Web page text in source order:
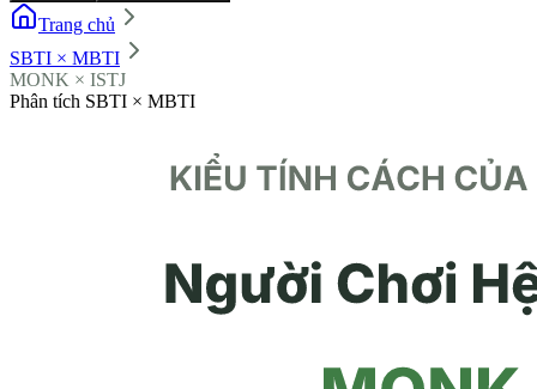
Trang chủ
SBTI × MBTI
MONK × ISTJ
Phân tích SBTI × MBTI